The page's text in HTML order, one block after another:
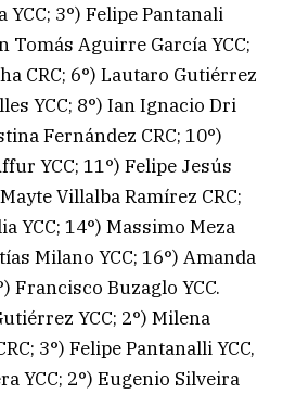
YCC; 3°) Felipe Pantanali
Tomás Aguirre García YCC;
CRC; 6°) Lautaro Gutiérrez
YCC; 8°) Ian Ignacio Dri
Fernández CRC; 10°)
YCC; 11°) Felipe Jesús
Villalba Ramírez CRC;
YCC; 14°) Massimo Meza
Milano YCC; 16°) Amanda
Francisco Buzaglo YCC.
YCC; 2°) Milena
3°) Felipe Pantanalli YCC,
YCC; 2°) Eugenio Silveira